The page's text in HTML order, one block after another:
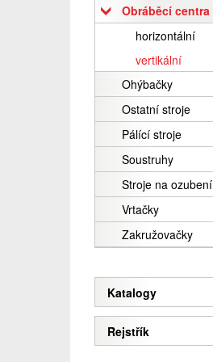
Obráběcí centra
horizontální
vertikální
Ohýbačky
Ostatní stroje
Pálící stroje
Soustruhy
Stroje na ozubení
Vrtačky
Zakružovačky
Katalogy
Rejstřík